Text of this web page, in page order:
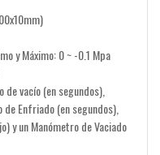
y Máximo: 0 ~ -0.1 Mpa
vacío (en segundos),
Enfriado (en segundos),
y un Manómetro de Vaciado